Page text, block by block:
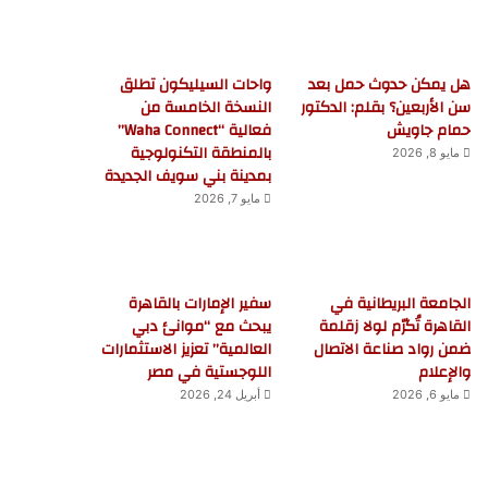
هل يمكن حدوث حمل بعد
سن الأربعين؟ بقلم: الدكتور
حمام جاويش
مايو 8, 2026
واحات السيليكون تطلق
النسخة الخامسة من
فعالية “Waha Connect”
بالمنطقة التكنولوجية
بمدينة بني سويف الجديدة
مايو 7, 2026
الجامعة البريطانية في
القاهرة تُكرّم لولا زقلمة
ضمن رواد صناعة الاتصال
والإعلام
مايو 6, 2026
سفير الإمارات بالقاهرة
يبحث مع “موانئ دبي
العالمية” تعزيز الاستثمارات
اللوجستية في مصر
أبريل 24, 2026